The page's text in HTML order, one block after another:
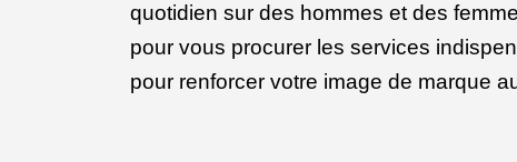
quotidien sur des hommes et des
pour vous procurer les services
pour renforcer votre image de marque